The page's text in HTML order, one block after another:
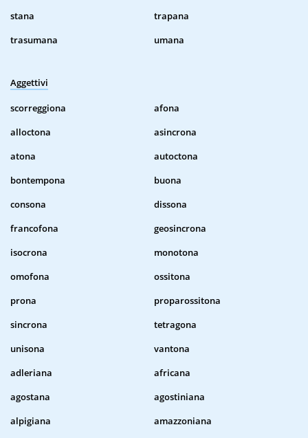
stana
trapana
trasumana
umana
Aggettivi
scorreggiona
afona
alloctona
asincrona
atona
autoctona
bontempona
buona
consona
dissona
francofona
geosincrona
isocrona
monotona
omofona
ossitona
prona
proparossitona
sincrona
tetragona
unisona
vantona
adleriana
africana
agostana
agostiniana
alpigiana
amazzoniana